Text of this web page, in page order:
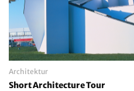
Architektur
Short Architecture Tour